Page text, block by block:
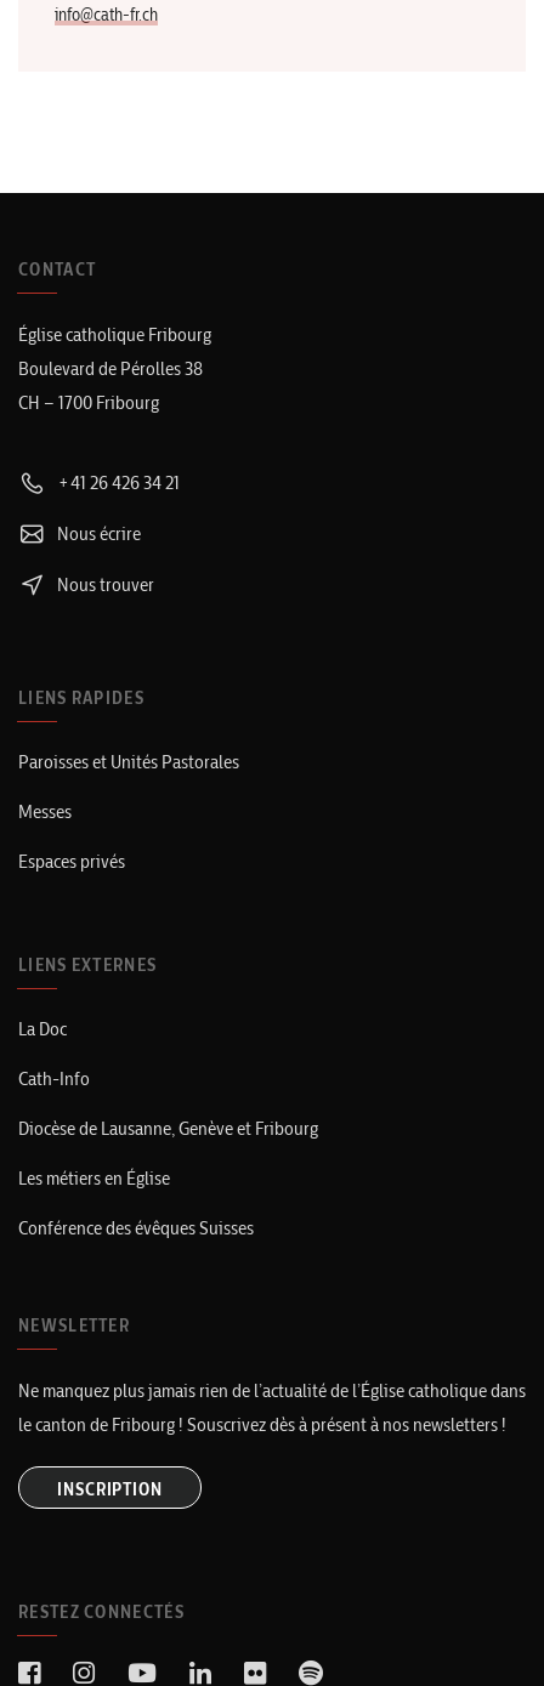
info@cath-fr.ch
CONTACT
Église catholique Fribourg
Boulevard de Pérolles 38
CH – 1700 Fribourg
+41 26 426 34 21
Nous écrire
Nous trouver
LIENS RAPIDES
Paroisses et Unités Pastorales
Messes
Espaces privés
LIENS EXTERNES
La Doc
Cath-Info
Diocèse de Lausanne, Genève et Fribourg
Les métiers en Église
Conférence des évêques Suisses
NEWSLETTER
Ne manquez plus jamais rien de l’actualité de l’Église catholique dans
le canton de Fribourg ! Souscrivez dès à présent à nos newsletters !
INSCRIPTION
RESTEZ CONNECTÉS